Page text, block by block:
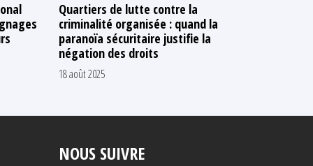
Quartiers de lutte contre la
criminalité organisée : quand la
paranoïa sécuritaire justifie la
négation des droits
18 août 2025
NOUS SUIVRE